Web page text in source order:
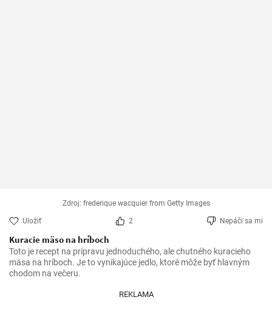
Zdroj: frederique wacquier from Getty Images
Uložiť 2 Nepáči sa mi
Kuracie mäso na hríboch
Toto je recept na prípravu jednoduchého, ale chutného kuracieho
mäsa na hríboch. Je to vynikajúce jedlo, ktoré môže byť hlavným
chodom na večeru.
REKLAMA